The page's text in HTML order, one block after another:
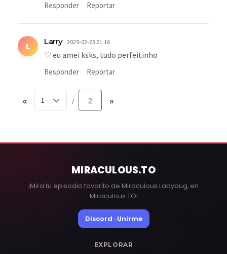
Responder Reportar
L Larry 2025-02-23 21:16
♡ eu amei ksks, tudo perfeitinho
Responder Reportar
« / 2 »
MIRACULOUS.TO
¡Mira tu episodio favorito de Miraculous Ladybug, en
Miraculous.TO!
Discord · Unirme
EXPLORAR